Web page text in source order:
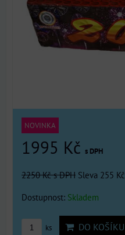
NOVINKA
1995 Kč s DPH
2250 Kčs DPH Sleva 255 Kč
Dostupnost: Skladem
ks DO KOŠÍKU